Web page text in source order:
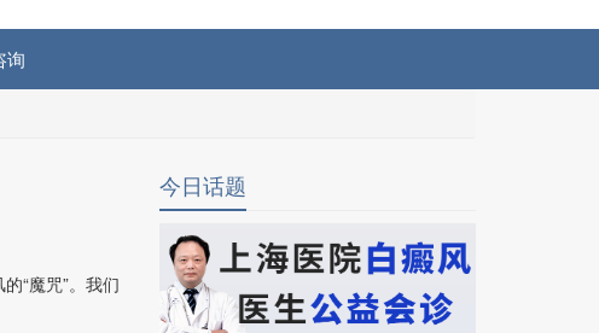
询
“魔咒”。我们
今日话题